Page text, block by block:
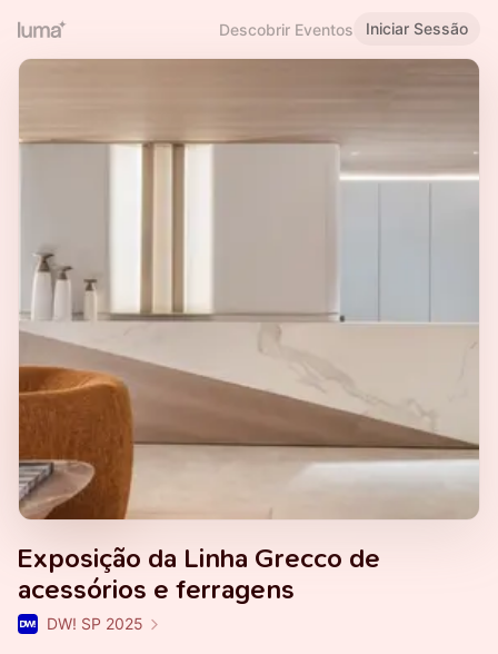
Descobrir Eventos Iniciar Sessão
Exposição da Linha Grecco de
acessórios e ferragens
DW! SP 2025